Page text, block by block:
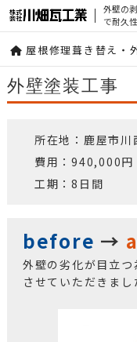
外壁の
で耐久
屋根修理葺き替え・
外壁塗装工事
所在地：鹿屋市川
費用：940,000円
工期：8日間
before →
外壁の劣化が目立
させていただきまし